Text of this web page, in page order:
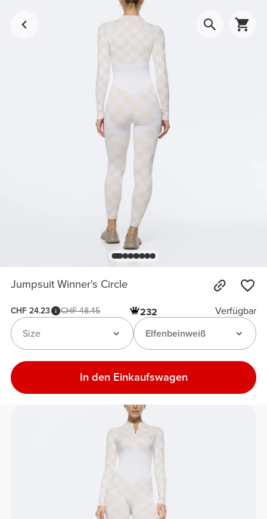
Jumpsuit Winner's Circle
CHF 24.23 CHF 48.45 232
Verfügbar
Elfenbeinweiß
Size
In den Einkaufswagen